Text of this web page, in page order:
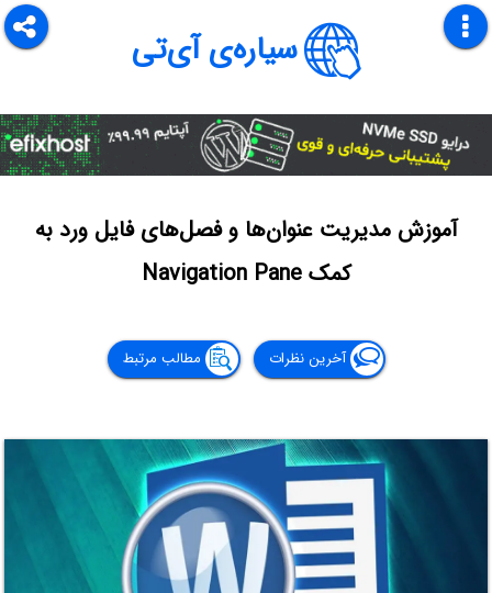
سیاره‌ی آی‌تی
آموزش مدیریت عنوان‌ها و فصل‌های فایل ورد به
کمک Navigation Pane
آخرین نظرات مطالب مرتبط